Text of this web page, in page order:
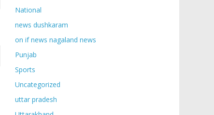
National
news dushkaram
on if news nagaland news
Punjab
Sports
Uncategorized
uttar pradesh